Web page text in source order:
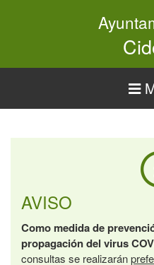
AVISO
Como medida de
propagación del virus
consultas se realizarán